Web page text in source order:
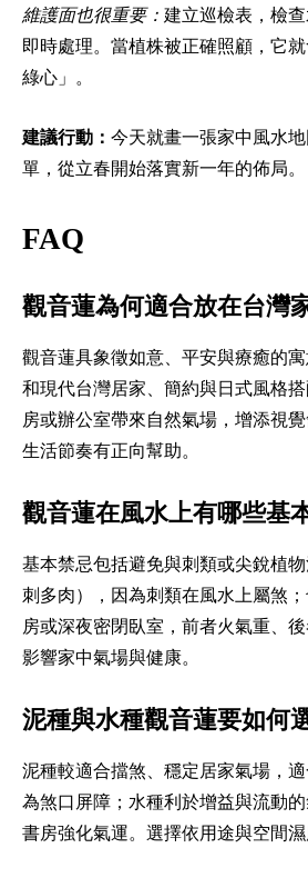
維護面也很重要： 建立巡檢表，檢
即時處理。當植株被正確照顧，它
綠心」。
建議行動： 今天就畫一張家中風水
單，從立春開始落實新一年的佈局。
FAQ
觀音蓮為何適合放在台灣
觀音蓮具象徵如意、平安與療癒的
和現代台灣居家、簡約與日式風格
房或辦公室帶來自然氣場，增添視
生活節奏有正向幫助。
觀音蓮在風水上有哪些基
基本禁忌包括避免與刺類或尖銳植
刺多肉），因為刺類在風水上屬煞
房或深夜密閉臥室，前者火氣重、
影響家中氣場與健康。
泥種與水種觀音蓮要如何
泥種較適合擋煞、穩定居家氣場，
為煞口屏障；水種利於增益與流動
書房強化氣運。選擇依用途與空間濕